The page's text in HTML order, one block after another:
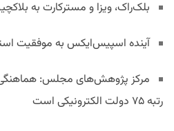
بلک‌راک، ویزا و مسترکارت به
آینده اسپیس‌ایکس به موفقیت
مرکز پژوهش‌های مجلس: هماهنگی
رتبه ۷۵ دولت الکترونیکی است